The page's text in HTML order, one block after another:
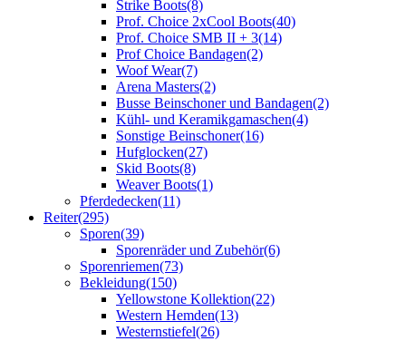
Strike Boots(8)
Prof. Choice 2xCool Boots(40)
Prof. Choice SMB II + 3(14)
Prof Choice Bandagen(2)
Woof Wear(7)
Arena Masters(2)
Busse Beinschoner und Bandagen(2)
Kühl- und Keramikgamaschen(4)
Sonstige Beinschoner(16)
Hufglocken(27)
Skid Boots(8)
Weaver Boots(1)
Pferdedecken(11)
Reiter(295)
Sporen(39)
Sporenräder und Zubehör(6)
Sporenriemen(73)
Bekleidung(150)
Yellowstone Kollektion(22)
Western Hemden(13)
Westernstiefel(26)